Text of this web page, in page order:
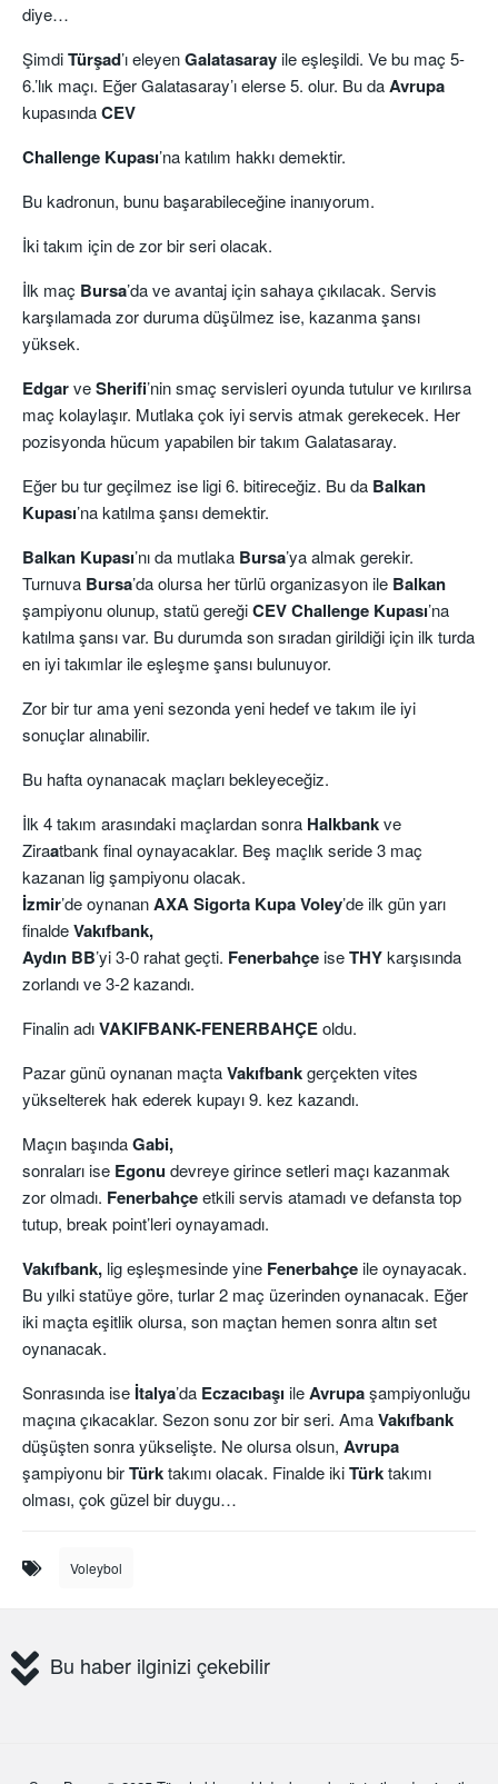
diye…
ŞimdiTürşad’ı eleyenGalatasarayile eşleşildi. Ve bu maç 5-
6.’lık maçı. Eğer Galatasaray’ı elerse 5. olur. Bu daAvrupa
kupasındaCEV
Challenge Kupası’na katılım hakkı demektir.
Bu kadronun, bunu başarabileceğine inanıyorum.
İki takım için de zor bir seri olacak.
İlk maç Bursa’da ve avantaj için sahaya çıkılacak. Servis
karşılamada zor duruma düşülmez ise, kazanma şansı
yüksek.
EdgarveSherifi’nin smaç servisleri oyunda tutulur ve kırılırsa
maç kolaylaşır. Mutlaka çok iyi servis atmak gerekecek. Her
pozisyonda hücum yapabilen bir takım Galatasaray.
Eğer bu tur geçilmez ise ligi 6. bitireceğiz. Bu da Balkan
Kupası’na katılma şansı demektir.
Balkan Kupası’nı da mutlaka Bursa’ya almak gerekir.
Turnuva Bursa’da olursa her türlü organizasyon ile Balkan
şampiyonu olunup, statü gereğiCEV Challenge Kupası’na
katılma şansı var. Bu durumda son sıradan girildiği için ilk turda
en iyi takımlar ile eşleşme şansı bulunuyor.
Zor bir tur ama yeni sezonda yeni hedef ve takım ile iyi
sonuçlar alınabilir.
Bu hafta oynanacak maçları bekleyeceğiz.
İlk 4 takım arasındaki maçlardan sonra Halkbankve
Ziraatbank final oynayacaklar. Beş maçlık seride 3 maç
kazanan lig şampiyonu olacak.
İzmir’de oynananAXA Sigorta Kupa Voley’de ilk gün yarı
finaldeVakıfbank,
Aydın BB’yi 3-0 rahat geçti. FenerbahçeiseTHYkarşısında
zorlandı ve 3-2 kazandı.
Finalin adıVAKIFBANK-FENERBAHÇEoldu.
Pazar günü oynanan maçtaVakıfbankgerçekten vites
yükselterek hak ederek kupayı 9. kez kazandı.
Maçın başındaGabi,
sonraları ise Egonudevreye girince setleri maçı kazanmak
zor olmadı. Fenerbahçeetkili servis atamadı ve defansta top
tutup, break point’leri oynayamadı.
Vakıfbank, lig eşleşmesinde yine Fenerbahçeile oynayacak.
Bu yılki statüye göre, turlar 2 maç üzerinden oynanacak. Eğer
iki maçta eşitlik olursa, son maçtan hemen sonra altın set
oynanacak.
Sonrasında ise İtalya’da Eczacıbaşı ileAvrupaşampiyonluğu
maçına çıkacaklar. Sezon sonu zor bir seri. AmaVakıfbank
düşüşten sonra yükselişte. Ne olursa olsun, Avrupa
şampiyonu birTürktakımı olacak. Finalde ikiTürktakımı
olması, çok güzel bir duygu…
Voleybol
Bu haber ilginizi çekebilir